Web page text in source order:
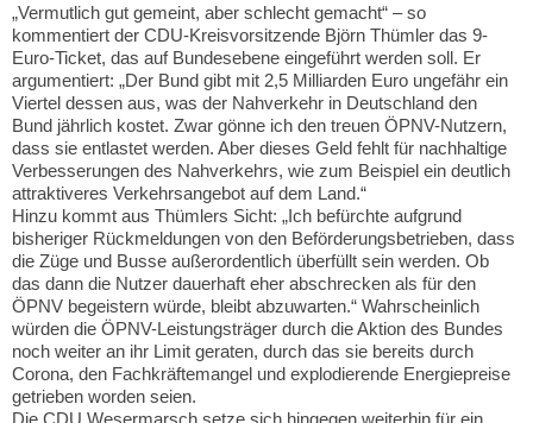
„Vermutlich gut gemeint, aber schlecht gemacht“ – so
kommentiert der CDU-Kreisvorsitzende Björn Thümler das 9-
Euro-Ticket, das auf Bundesebene eingeführt werden soll. Er
argumentiert: „Der Bund gibt mit 2,5 Milliarden Euro ungefähr ein
Viertel dessen aus, was der Nahverkehr in Deutschland den
Bund jährlich kostet. Zwar gönne ich den treuen ÖPNV-Nutzern,
dass sie entlastet werden. Aber dieses Geld fehlt für nachhaltige
Verbesserungen des Nahverkehrs, wie zum Beispiel ein deutlich
attraktiveres Verkehrsangebot auf dem Land.“
Hinzu kommt aus Thümlers Sicht: „Ich befürchte aufgrund
bisheriger Rückmeldungen von den Beförderungsbetrieben, dass
die Züge und Busse außerordentlich überfüllt sein werden. Ob
das dann die Nutzer dauerhaft eher abschrecken als für den
ÖPNV begeistern würde, bleibt abzuwarten.“ Wahrscheinlich
würden die ÖPNV-Leistungsträger durch die Aktion des Bundes
noch weiter an ihr Limit geraten, durch das sie bereits durch
Corona, den Fachkräftemangel und explodierende Energiepreise
getrieben worden seien.
Die CDU Wesermarsch setze sich hingegen weiterhin für ein